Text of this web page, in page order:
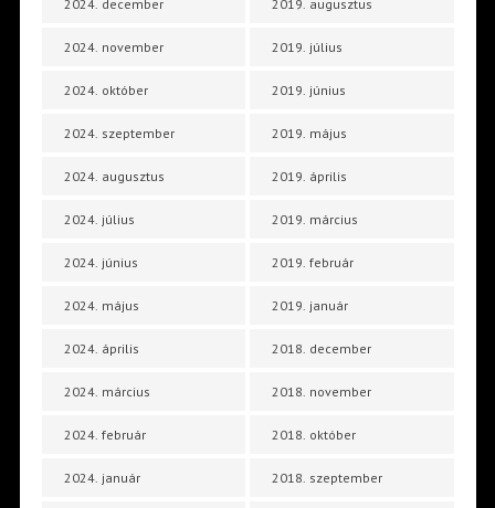
2024. december
2024. november
2024. október
2024. szeptember
2024. augusztus
2024. július
2024. június
2024. május
2024. április
2024. március
2024. február
2024. január
2019. augusztus
2019. július
2019. június
2019. május
2019. április
2019. március
2019. február
2019. január
2018. december
2018. november
2018. október
2018. szeptember